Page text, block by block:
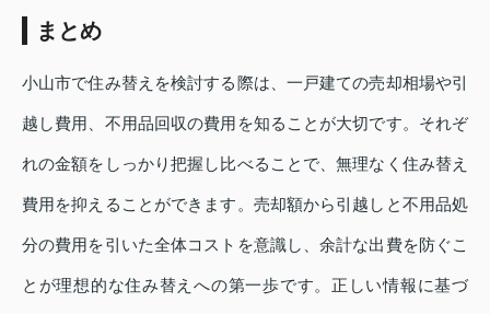
まとめ
小山市で住み替えを検討する際は、一戸建ての売却相場や引
越し費用、不用品回収の費用を知ることが大切です。それぞ
れの金額をしっかり把握し比べることで、無理なく住み替え
費用を抑えることができます。売却額から引越しと不用品処
分の費用を引いた全体コストを意識し、余計な出費を防ぐこ
とが理想的な住み替えへの第一歩です。正しい情報に基づ